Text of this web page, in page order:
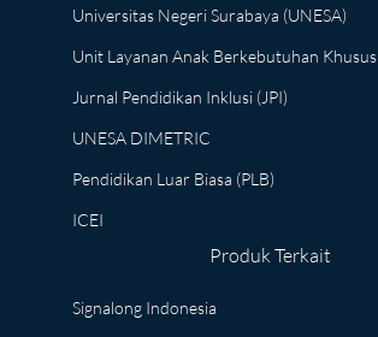
Universitas Negeri Surabaya (UNESA)
Unit Layanan Anak Berkebutuhan Khusus
Jurnal Pendidikan Inklusi (JPI)
UNESA DIMETRIC
Pendidikan Luar Biasa (PLB)
ICEI
Produk Terkait
Signalong Indonesia